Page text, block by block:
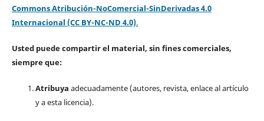
Commons Atribución-NoComercial-SinDerivadas 4.0
Internacional (CC BY-NC-ND 4.0).
Usted puede compartir el material, sin fines comerciales,
siempre que:
Atribuya adecuadamente (autores, revista, enlace al artículo
y a esta licencia).